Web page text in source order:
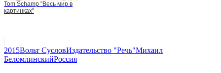
Tom Schamp "Весь мир в
картинках"
2015Вольт СусловИздательство "Речь"Михаил
БеломлинскийРоссия